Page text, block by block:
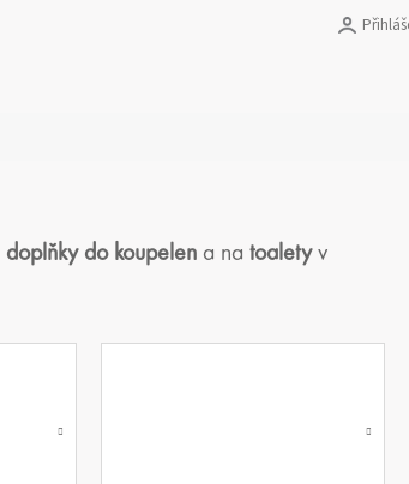
doplňky do koupelen a na toaletyv